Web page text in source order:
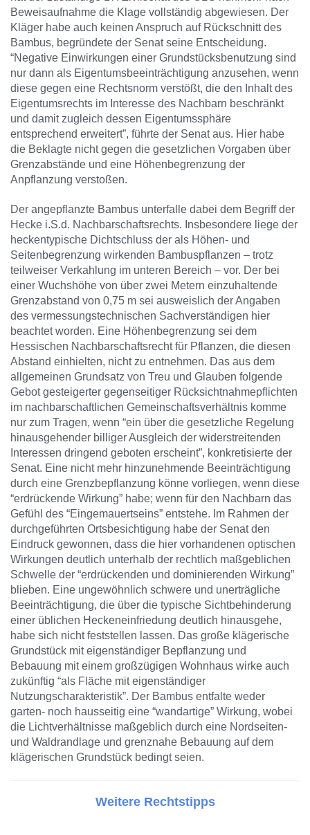
Beweisaufnahme die Klage vollständig abgewiesen. Der
Kläger habe auch keinen Anspruch auf Rückschnitt des
Bambus, begründete der Senat seine Entscheidung.
“Negative Einwirkungen einer Grundstücksbenutzung sind
nur dann als Eigentumsbeeinträchtigung anzusehen, wenn
diese gegen eine Rechtsnorm verstößt, die den Inhalt des
Eigentumsrechts im Interesse des Nachbarn beschränkt
und damit zugleich dessen Eigentumssphäre
entsprechend erweitert”, führte der Senat aus. Hier habe
die Beklagte nicht gegen die gesetzlichen Vorgaben über
Grenzabstände und eine Höhenbegrenzung der
Anpflanzung verstoßen.
Der angepflanzte Bambus unterfalle dabei dem Begriff der
Hecke i.S.d. Nachbarschaftsrechts. Insbesondere liege der
heckentypische Dichtschluss der als Höhen- und
Seitenbegrenzung wirkenden Bambuspflanzen – trotz
teilweiser Verkahlung im unteren Bereich – vor. Der bei
einer Wuchshöhe von über zwei Metern einzuhaltende
Grenzabstand von 0,75 m sei ausweislich der Angaben
des vermessungstechnischen Sachverständigen hier
beachtet worden. Eine Höhenbegrenzung sei dem
Hessischen Nachbarschaftsrecht für Pflanzen, die diesen
Abstand einhielten, nicht zu entnehmen. Das aus dem
allgemeinen Grundsatz von Treu und Glauben folgende
Gebot gesteigerter gegenseitiger Rücksichtnahmepflichten
im nachbarschaftlichen Gemeinschaftsverhältnis komme
nur zum Tragen, wenn “ein über die gesetzliche Regelung
hinausgehender billiger Ausgleich der widerstreitenden
Interessen dringend geboten erscheint”, konkretisierte der
Senat. Eine nicht mehr hinzunehmende Beeinträchtigung
durch eine Grenzbepflanzung könne vorliegen, wenn diese
“erdrückende Wirkung” habe; wenn für den Nachbarn das
Gefühl des “Eingemauertseins” entstehe. Im Rahmen der
durchgeführten Ortsbesichtigung habe der Senat den
Eindruck gewonnen, dass die hier vorhandenen optischen
Wirkungen deutlich unterhalb der rechtlich maßgeblichen
Schwelle der “erdrückenden und dominierenden Wirkung”
blieben. Eine ungewöhnlich schwere und unerträgliche
Beeinträchtigung, die über die typische Sichtbehinderung
einer üblichen Heckeneinfriedung deutlich hinausgehe,
habe sich nicht feststellen lassen. Das große klägerische
Grundstück mit eigenständiger Bepflanzung und
Bebauung mit einem großzügigen Wohnhaus wirke auch
zukünftig “als Fläche mit eigenständiger
Nutzungscharakteristik”. Der Bambus entfalte weder
garten- noch hausseitig eine “wandartige” Wirkung, wobei
die Lichtverhältnisse maßgeblich durch eine Nordseiten-
und Waldrandlage und grenznahe Bebauung auf dem
klägerischen Grundstück bedingt seien.
Weitere Rechtstipps